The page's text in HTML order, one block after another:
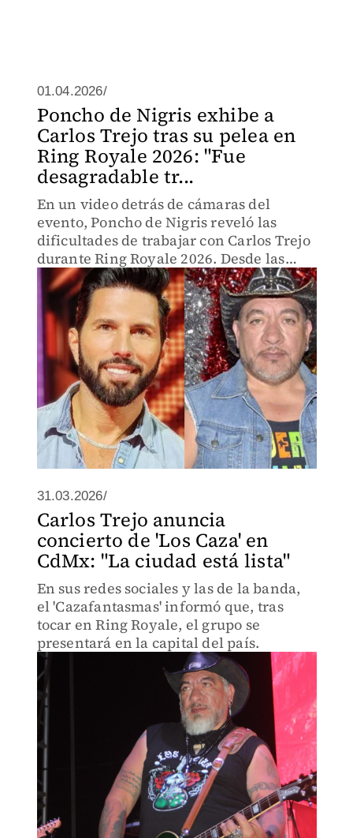
01.04.2026/
Poncho de Nigris exhibe a
Carlos Trejo tras su pelea en
Ring Royale 2026: "Fue
desagradable tr...
En un video detrás de cámaras del
evento, Poncho de Nigris reveló las
dificultades de trabajar con Carlos Trejo
durante Ring Royale 2026. Desde las
peticiones especiales del influencer
hasta la organización de su banda Los
Caza.
31.03.2026/
Carlos Trejo anuncia
concierto de 'Los Caza' en
CdMx: "La ciudad está lista"
En sus redes sociales y las de la banda,
el 'Cazafantasmas' informó que, tras
tocar en Ring Royale, el grupo se
presentará en la capital del país.